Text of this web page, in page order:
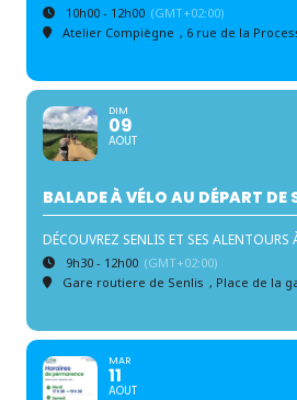
10h00 - 12h00 (GMT+02:00)
Atelier Compiègne , 6 rue de la
DIM
09
AOUT
BALADE À VÉLO AU DÉPART DE
DÉCOUVREZ SENLIS ET SES ALENTOURS
9h30 - 12h00 (GMT+02:00)
Gare routiere de Senlis , Place de la
MAR
11
AOUT